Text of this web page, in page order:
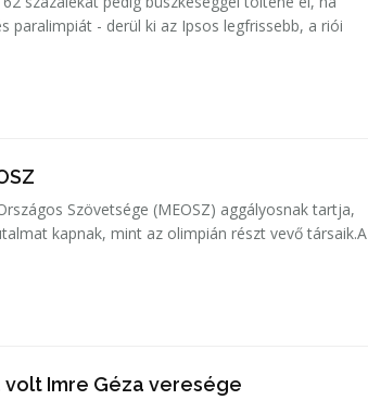
paralimpiát - derül ki az Ipsos legfrissebb, a riói
Szövetsége (MEOSZ) aggályosnak tartja,
kapnak, mint az olimpián részt vevő társaik.A
volt Imre Géza veresége